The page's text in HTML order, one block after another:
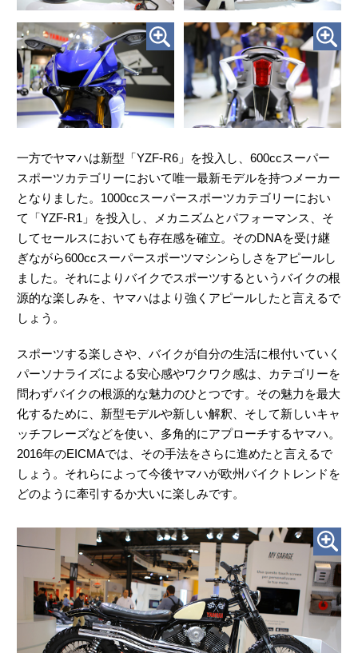
一方でヤマハは新型「YZF-R6」を投入し、600ccスーパー
スポーツカテゴリーにおいて唯一最新モデルを持つメーカー
となりました。1000ccスーパースポーツカテゴリーにおい
て「YZF-R1」を投入し、メカニズムとパフォーマンス、そ
してセールスにおいても存在感を確立。そのDNAを受け継
ぎながら600ccスーパースポーツマシンらしさをアピールし
ました。それによりバイクでスポーツするというバイクの根
源的な楽しみを、ヤマハはより強くアピールしたと言えるで
しょう。
スポーツする楽しさや、バイクが自分の生活に根付いていく
パーソナライズによる安心感やワクワク感は、カテゴリーを
問わずバイクの根源的な魅力のひとつです。その魅力を最大
化するために、新型モデルや新しい解釈、そして新しいキャ
ッチフレーズなどを使い、多角的にアプローチするヤマハ。
2016年のEICMAでは、その手法をさらに進めたと言えるで
しょう。それらによって今後ヤマハが欧州バイクトレンドを
どのように牽引するか大いに楽しみです。